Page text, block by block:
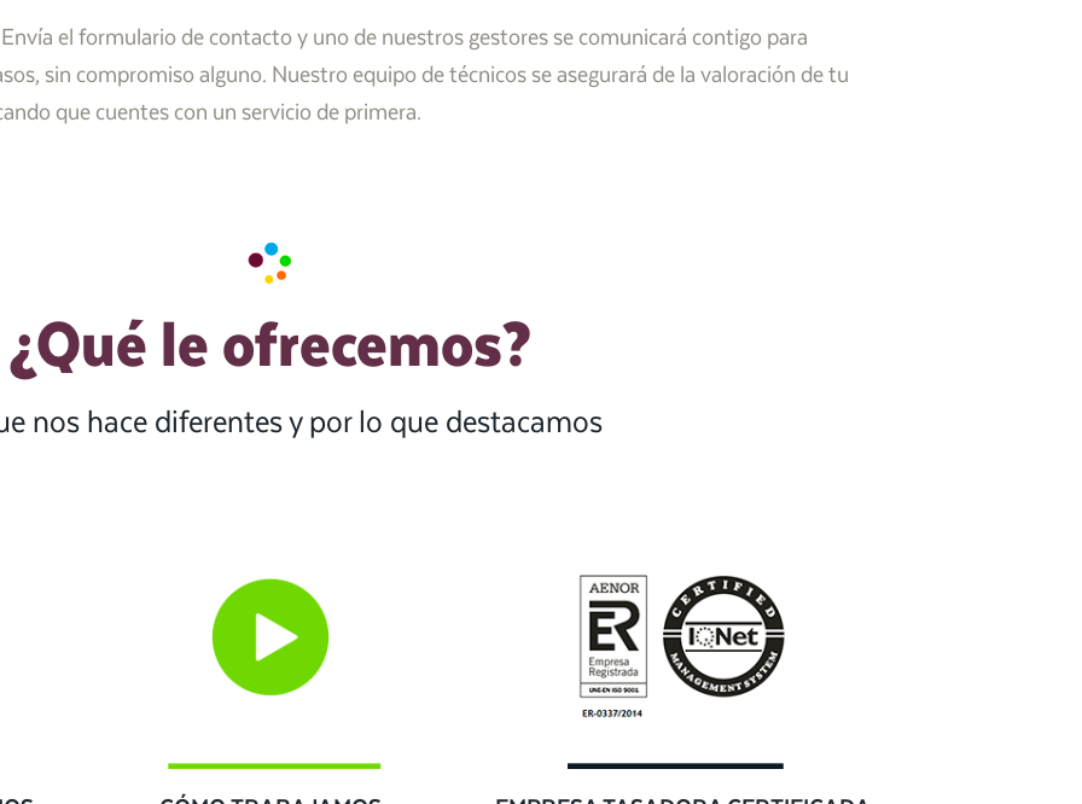
el formulario de contacto y uno de nuestros gestores se comunicará contigo para
sin compromiso alguno. Nuestro equipo de técnicos se asegurará de la valoración de tu
que cuentes con un servicio de primera.
¿Qué le ofrecemos?
nos hace diferentes y por lo que destacamos